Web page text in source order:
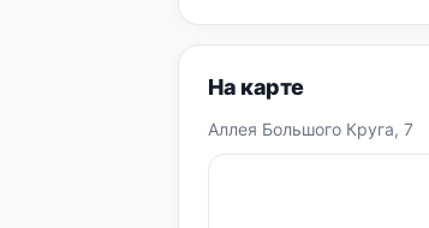
На карте
Aллея Большого Круга, 7